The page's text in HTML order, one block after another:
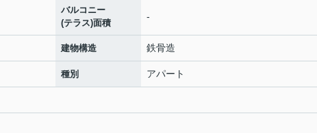
バルコニー
(テラス)面積
-
建物構造 鉄骨造
種別 アパート